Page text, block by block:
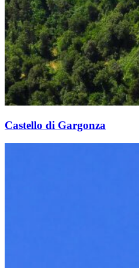
Castello di Gargonza